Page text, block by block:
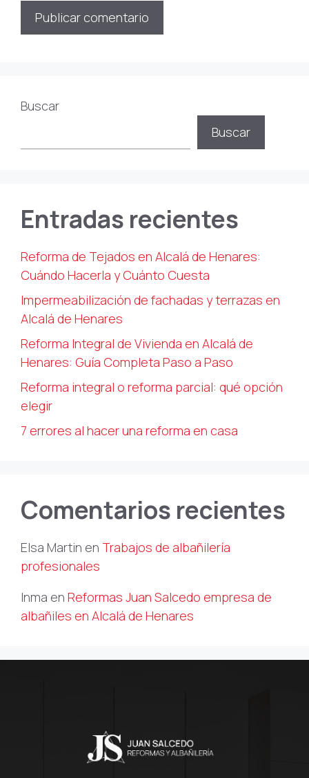
Buscar
Buscar
Entradas recientes
Reforma de Tejados en Alcalá de Henares:
Cuándo Hacerla y Cuánto Cuesta
Impermeabilización de fachadas y terrazas en
Alcalá de Henares
Reforma Integral de Vivienda en Alcalá de
Henares: Guía Completa Paso a Paso
Reforma integral o reforma parcial: qué opción
elegir
7 errores al hacer una reforma en casa
Comentarios recientes
Elsa Martin en Trabajos de albañilería
profesionales
Inma en Reformas Juan Salcedo empresa de
albañiles en Alcalá de Henares